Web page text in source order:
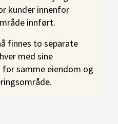
kunder innenfor
innført.
finnes to separate
med sine
for samme eiendom og